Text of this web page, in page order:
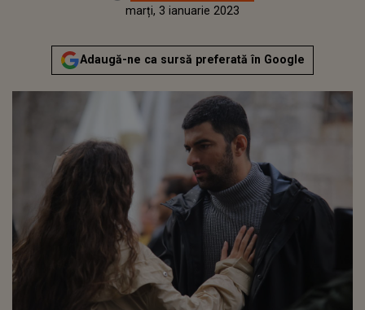
Actualizat:
marți, 3 ianuarie 2023
Adaugă-ne ca sursă preferată în Google